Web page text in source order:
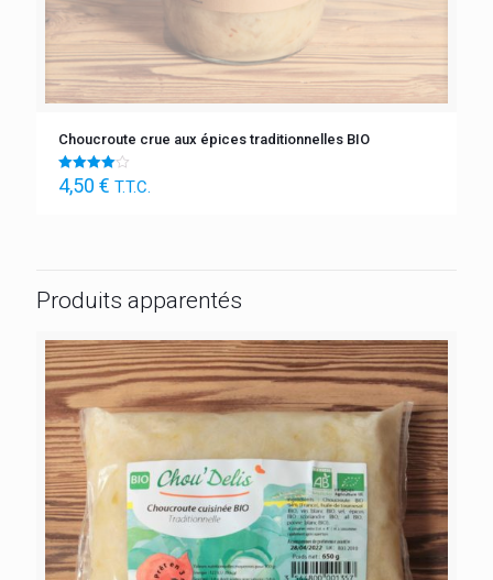
Choucroute crue aux épices traditionnelles BIO
Note
4.00
4,50 € T.T.C.
Produits apparentés